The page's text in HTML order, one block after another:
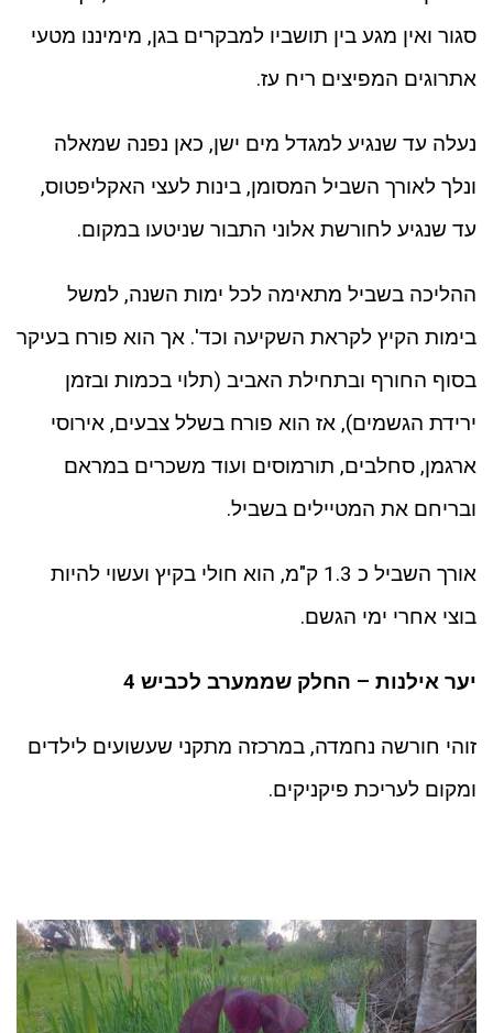
סגור ואין מגע בין תושביו למבקרים בגן, מימיננו מטעי
אתרוגים המפיצים ריח עז.
נעלה עד שנגיע למגדל מים ישן, כאן נפנה שמאלה
ונלך לאורך השביל המסומן, בינות לעצי האקליפטוס,
עד שנגיע לחורשת אלוני התבור שניטעו במקום.
ההליכה בשביל מתאימה לכל ימות השנה, למשל
בימות הקיץ לקראת השקיעה וכד'. אך הוא פורח בעיקר
בסוף החורף ובתחילת האביב (תלוי בכמות ובזמן
ירידת הגשמים), אז הוא פורח בשלל צבעים, אירוסי
ארגמן, סחלבים, תורמוסים ועוד משכרים במראם
ובריחם את המטיילים בשביל.
אורך השביל כ 1.3 ק"מ, הוא חולי בקיץ ועשוי להיות
בוצי אחרי ימי הגשם.
יער אילנות – החלק שממערב לכביש 4
זוהי חורשה נחמדה, במרכזה מתקני שעשועים לילדים
ומקום לעריכת פיקניקים.